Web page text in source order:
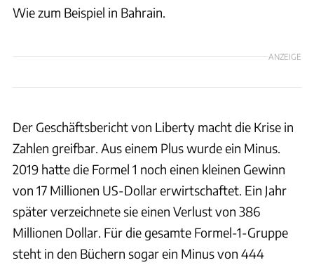
Wie zum Beispiel in Bahrain.
ANZEIGE
Der Geschäftsbericht von Liberty macht die Krise in
Zahlen greifbar. Aus einem Plus wurde ein Minus.
2019 hatte die Formel 1 noch einen kleinen Gewinn
von 17 Millionen US-Dollar erwirtschaftet. Ein Jahr
später verzeichnete sie einen Verlust von 386
Millionen Dollar. Für die gesamte Formel-1-Gruppe
steht in den Büchern sogar ein Minus von 444